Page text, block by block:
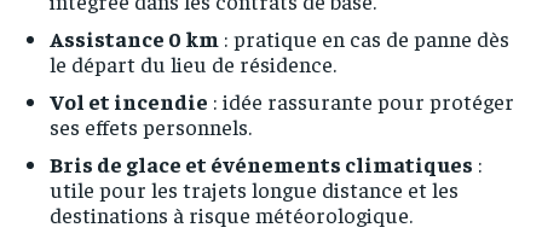
Assistance 0 km : pratique en cas de panne dès
le départ du lieu de résidence.
Vol et incendie : idée rassurante pour protéger
ses effets personnels.
Bris de glace et événements climatiques :
utile pour les trajets longue distance et les
destinations à risque météorologique.